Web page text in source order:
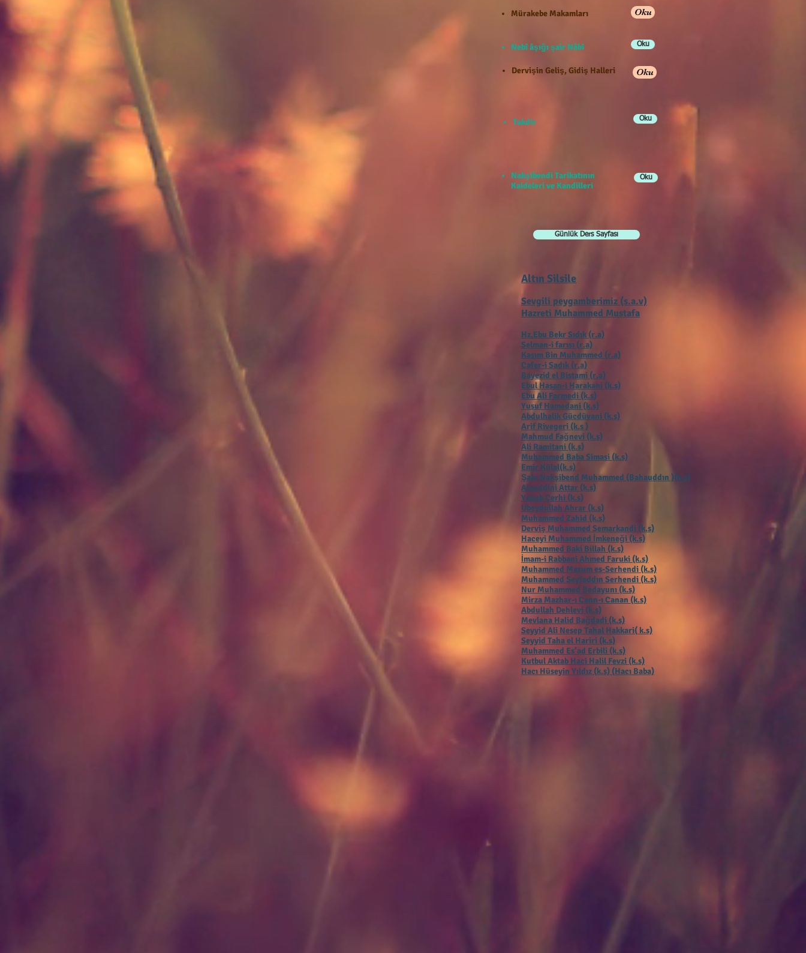
Günlük Ders Sayfası
Altın Silsile
Sevgili peygamberimiz (s.a.v)
Hazreti Muhammed Mustafa
Hz.Ebu Bekr Sıdık (r.a)
Selman-i farısı (r.a)
Kasım Bin Muhammed (r.a)
Cafer-i Sadık (r.a)
Bayezid el Bistami (r.a)
Ebul Hasan-i Harakani (k.s)
Ebu Ali Farmedi (k.s)
Yusuf Hamedani (k.s)
Abdulhalik Gücdüvani (k.s)
Arif Rivegeri (k.s )
Mahmud Fağnevi (k.s)
Ali Ramitani (k.s)
Muhammed Baba Simasi (k.s)
Emir Külal(k.s)
Şahı Nakşibend Muhammed (Bahauddın )(k.s)
Alauddini Attar (k.s)
Yakub Çerhi (k.s)
Ubeydullah Ahrar (k.s)
Muhammed Zahid (k.s)
Derviş Muhammed Semarkandi (k.s)
Haceyi Muhammed İmkeneği (k.s)
Muhammed Baki Billah (k.s)
İmam-i Rabbani Ahmed Faruki (k.s)
Muhammed Masum es-Serhendi (k.s)
Muhammed Seyfeddın Serhendi (k.s)
Nur Muhammed Bedayunı (k.s)
Mirza Mazhar-ı Cann-ı Canan (k.s)
Abdullah Dehlevi (k.s)
Mevlana Halid Bağdadi (k.s)
Seyyid Ali Nesep Tahal Hakkari( k.s)
Seyyid Taha el Hariri (k.s)
Muhammed Es’ad Erbili (k.s)
Kutbul Aktab Haci Halil Fevzi (k.s)
Hacı Hüseyin Yıldız (k.s) (Hacı Baba)
Mürakebe Makamları
Nebî âşığı şair Nâbî Oku
Dervişin Geliş, Gidiş Halleri Oku
Takdir Oku
Nakşibendi Tarikatının
Kaideleri ve Kandilleri
Oku
Oku